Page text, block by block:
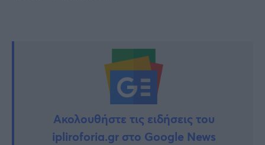
Ακολουθήστε τις ειδήσεις του
ipliroforia.gr στο Google News